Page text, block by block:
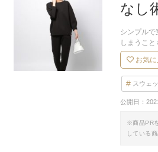
なし
シンプル
しまうこ
お気
スウェ
公開日：
※商品PR
している